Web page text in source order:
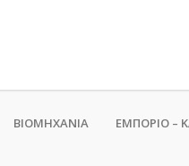
ΒΙΟΜΗΧΑΝΙΑ ΕΜΠΟΡΙΟ –